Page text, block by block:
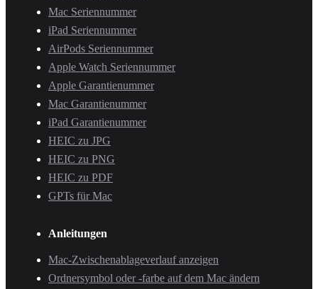
Mac Seriennummer
iPad Seriennummer
AirPods Seriennummer
Apple Watch Seriennummer
Apple Garantienummer
Mac Garantienummer
iPad Garantienummer
HEIC zu JPG
HEIC zu PNG
HEIC zu PDF
GPTs für Mac
Anleitungen
Mac-Zwischenablageverlauf anzeigen
Ordnersymbol oder -farbe auf dem Mac ändern